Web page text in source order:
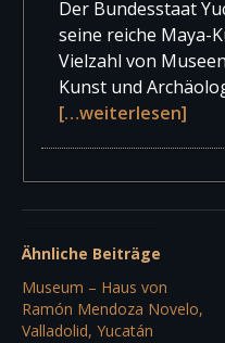
Der Bundesstaat
seine reiche Maya-
Vielzahl von
Kunst und
[…weiterlesen]
Ähnliche Beiträge
Museum – Haus von
Ramón Mendoza Novelo,
Valladolid, Yucatán